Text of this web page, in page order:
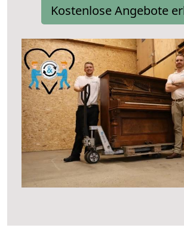
Kostenlose Angebote